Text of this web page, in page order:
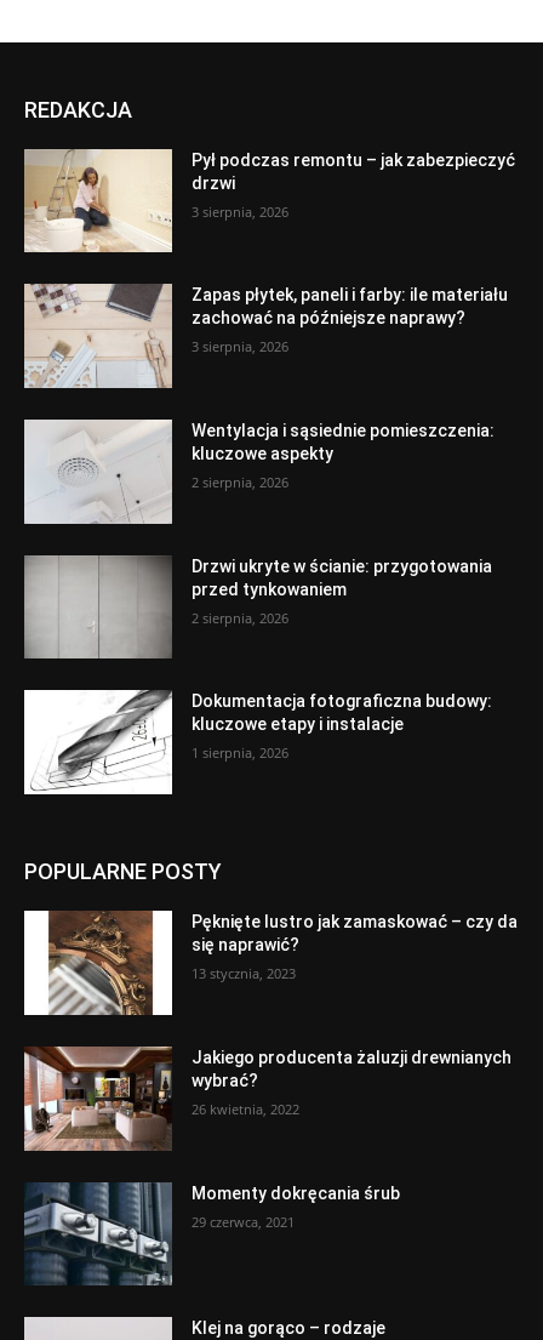
REDAKCJA
Pył podczas remontu – jak zabezpieczyć
drzwi
3 sierpnia, 2026
Zapas płytek, paneli i farby: ile materiału
zachować na późniejsze naprawy?
3 sierpnia, 2026
Wentylacja i sąsiednie pomieszczenia:
kluczowe aspekty
2 sierpnia, 2026
Drzwi ukryte w ścianie: przygotowania
przed tynkowaniem
2 sierpnia, 2026
Dokumentacja fotograficzna budowy:
kluczowe etapy i instalacje
1 sierpnia, 2026
POPULARNE POSTY
Pęknięte lustro jak zamaskować – czy da
się naprawić?
13 stycznia, 2023
Jakiego producenta żaluzji drewnianych
wybrać?
26 kwietnia, 2022
Momenty dokręcania śrub
29 czerwca, 2021
Klej na gorąco – rodzaje